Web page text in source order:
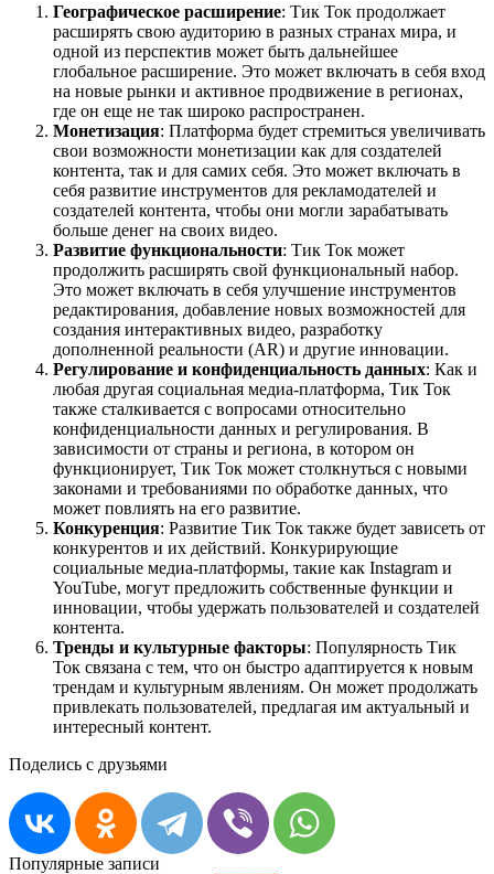
Географическое расширение: Тик Ток продолжает
расширять свою аудиторию в разных странах мира, и
одной из перспектив может быть дальнейшее
глобальное расширение. Это может включать в себя вход
на новые рынки и активное продвижение в регионах,
где он еще не так широко распространен.
Монетизация: Платформа будет стремиться увеличивать
свои возможности монетизации как для создателей
контента, так и для самих себя. Это может включать в
себя развитие инструментов для рекламодателей и
создателей контента, чтобы они могли зарабатывать
больше денег на своих видео.
Развитие функциональности: Тик Ток может
продолжить расширять свой функциональный набор.
Это может включать в себя улучшение инструментов
редактирования, добавление новых возможностей для
создания интерактивных видео, разработку
дополненной реальности (AR) и другие инновации.
Регулирование и конфиденциальность данных: Как и
любая другая социальная медиа-платформа, Тик Ток
также сталкивается с вопросами относительно
конфиденциальности данных и регулирования. В
зависимости от страны и региона, в котором он
функционирует, Тик Ток может столкнуться с новыми
законами и требованиями по обработке данных, что
может повлиять на его развитие.
Конкуренция: Развитие Тик Ток также будет зависеть от
конкурентов и их действий. Конкурирующие
социальные медиа-платформы, такие как Instagram и
YouTube, могут предложить собственные функции и
инновации, чтобы удержать пользователей и создателей
контента.
Тренды и культурные факторы: Популярность Тик
Ток связана с тем, что он быстро адаптируется к новым
трендам и культурным явлениям. Он может продолжать
привлекать пользователей, предлагая им актуальный и
интересный контент.
Поделись с друзьями
Популярные записи